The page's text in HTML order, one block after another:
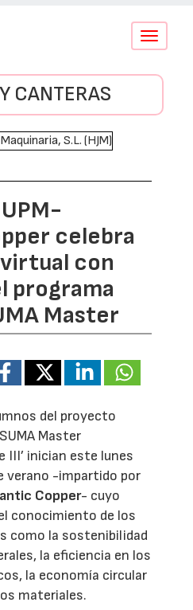
Conmutar
CANTERAS
celebra
con
programa
Master
del proyecto
Master
III’ inician este lunes
verano -impartido por
Copper- cuyo
conocimiento de los
como la sostenibilidad
la eficiencia en los
la economía circular
materiales.